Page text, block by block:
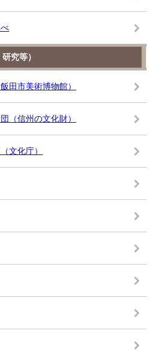
究等）
田市美術博物館）
（信州の文化財）
文化庁）